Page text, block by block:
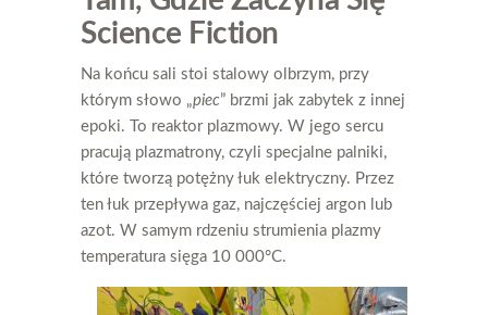
Science Fiction
Na końcu sali stoi stalowy olbrzym, przy
którym słowo „piec” brzmi jak zabytek z innej
epoki. To reaktor plazmowy. W jego sercu
pracują plazmatrony, czyli specjalne palniki,
które tworzą potężny łuk elektryczny. Przez
ten łuk przepływa gaz, najczęściej argon lub
azot. W samym rdzeniu strumienia plazmy
temperatura sięga 10 000°C.